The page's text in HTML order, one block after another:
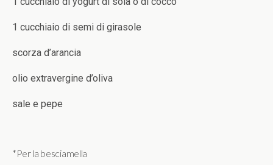
1 cucchiaio di semi di girasole
scorza d’arancia
olio extravergine d’oliva
sale e pepe
*Per la besciamella